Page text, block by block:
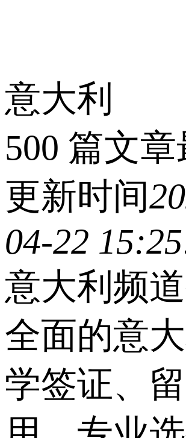
意大利
500 篇文章
更新时间
04-22
意大利频
全面的意
学签证、